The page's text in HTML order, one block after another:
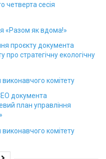
четверта сесія
«Разом як вдома!»
проєкту документа
стратегічну екологічну
комітету
документа
план управління
комітету